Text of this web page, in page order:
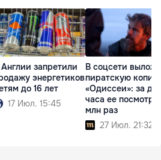
запретили
энергетиков
до 16 лет
17 Июл. 15:45
В соцсети
пиратскую копию
«Одиссеи»: за
часа ее
млн раз
27 Июл. 21:32